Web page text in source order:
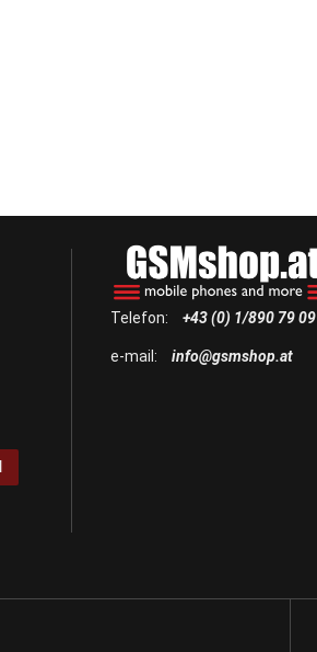
Telefon: +43 (0) 1/890 79 09
e-mail: info@gsmshop.at